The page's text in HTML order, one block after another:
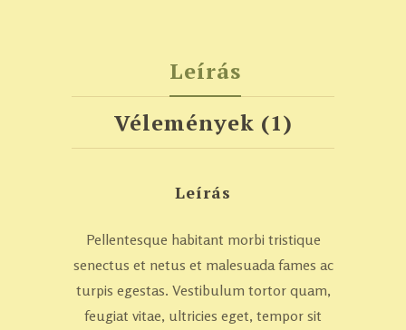
Leírás
Vélemények (1)
Leírás
Pellentesque habitant morbi tristique
senectus et netus et malesuada fames ac
turpis egestas. Vestibulum tortor quam,
feugiat vitae, ultricies eget, tempor sit